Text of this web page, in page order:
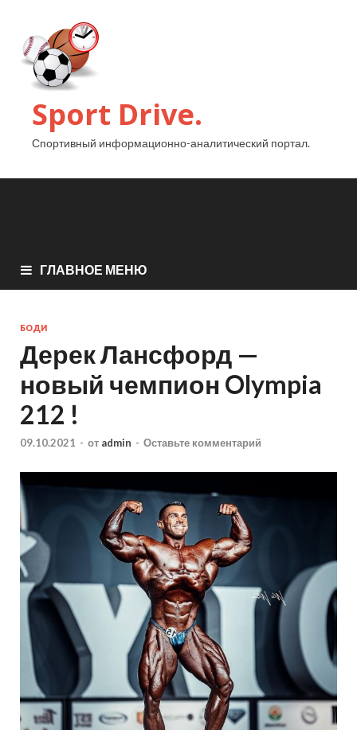
Sport Drive.
Спортивный информационно-аналитический портал.
ГЛАВНОЕ МЕНЮ
БОДИ
Дерек Лансфорд —
новый чемпион Olympia
212 !
09.10.2021 - от admin - Оставьте комментарий